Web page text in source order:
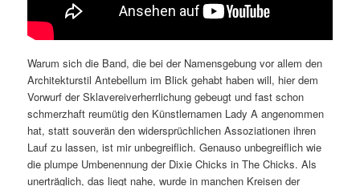
Warum sich die Band, die bei der Namensgebung vor allem den
Architekturstil Antebellum im Blick gehabt haben will, hier dem
Vorwurf der Sklavereiverherrlichung gebeugt und fast schon
schmerzhaft reumütig den Künstlernamen Lady A angenommen
hat, statt souverän den widersprüchlichen Assoziationen ihren
Lauf zu lassen, ist mir unbegreiflich. Genauso unbegreiflich wie
die plumpe Umbenennung der Dixie Chicks in The Chicks. Als
unerträglich, das liegt nahe, wurde in manchen Kreisen der